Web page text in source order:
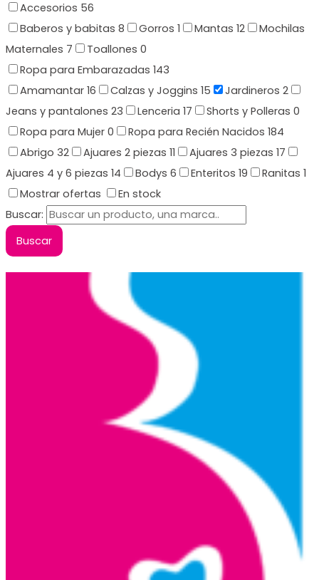
Accesorios 56
Baberos y babitas 8 Gorros 1 Mantas 12
Mochilas
Maternales 7 Toallones 0
Ropa para Embarazadas 143
Amamantar 16 Calzas y Joggins 15 Jardineros 2
Jeans y pantalones 23 Lenceria 17 Shorts y Polleras 0
Ropa para Mujer 0 Ropa para Recién Nacidos 184
Abrigo 32 Ajuares 2 piezas 11 Ajuares 3 piezas 17
Ajuares 4 y 6 piezas 14 Bodys 6 Enteritos 19 Ranitas 1
Mostrar ofertas
En stock
Buscar: